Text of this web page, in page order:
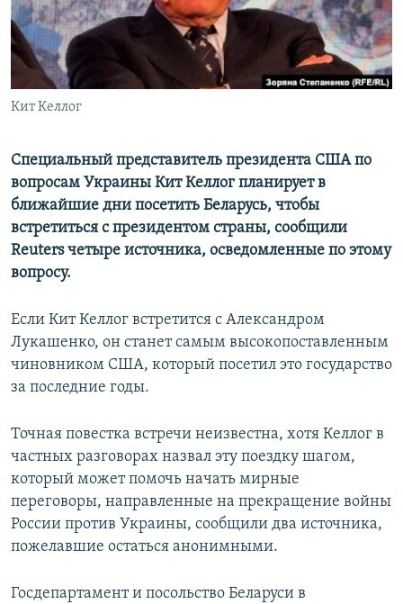
ПОБЕДИТЕЛЕЙ НЕ СУДЯТ?
КРЫМ.НЕПОКОРЕННЫЙ
ELIFBE
УКРАИНСКАЯ ПРОБЛЕМА КРЫМА
ПРИСОЕДИНЯЙТЕСЬ!
Кит Келлог
Специальный представитель президента США по
вопросам Украины Кит Келлог планирует в
ближайшие дни посетить Беларусь, чтобы
встретиться с президентом страны, сообщили
Reuters четыре источника, осведомленные по этому
вопросу.
Если Кит Келлог встретится с Александром
Лукашенко, он станет самым высокопоставленным
чиновником США, который посетил это государство
за последние годы.
Точная повестка встречи неизвестна, хотя Келлог в
частных разговорах назвал эту поездку шагом,
который может помочь начать мирные
переговоры, направленные на прекращение войны
России против Украины, сообщили два источника,
пожелавшие остаться анонимными.
Госдепартамент и посольство Беларуси в